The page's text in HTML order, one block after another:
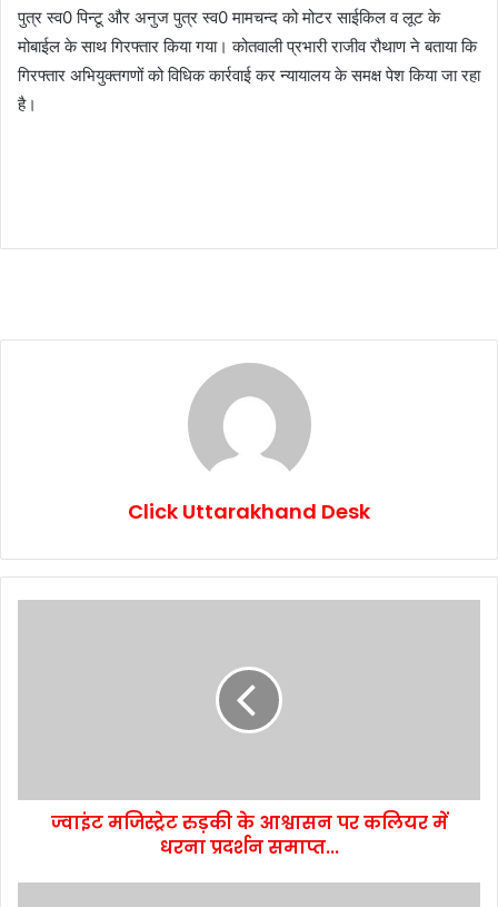
पुत्र स्व0 पिन्टू और अनुज पुत्र स्व0 मामचन्द को मोटर साईकिल व लूट के
मोबाईल के साथ गिरफ्तार किया गया। कोतवाली प्रभारी राजीव रौथाण ने बताया कि
गिरफ्तार अभियुक्तगणों को विधिक कार्रवाई कर न्यायालय के समक्ष पेश किया जा रहा
है।
Click Uttarakhand Desk
ज्वाइंट मजिस्ट्रेट रुड़की के आश्वासन पर कलियर में
धरना प्रदर्शन समाप्त...